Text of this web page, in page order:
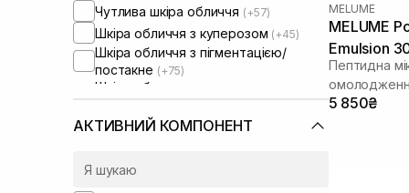
Чутлива шкіра обличчя (+57)
Шкіра обличчя з куперозом (+45)
Шкіра обличчя з пігментацією/
постакне (+75)
Шкіра обличчя з розширеними
порами
Шкіра обличчя з порушеним
мікробіомом
АКТИВНИЙ КОМПОНЕНТ
MELUME
MELUME
Emulsion
Пептидна
5 850₴